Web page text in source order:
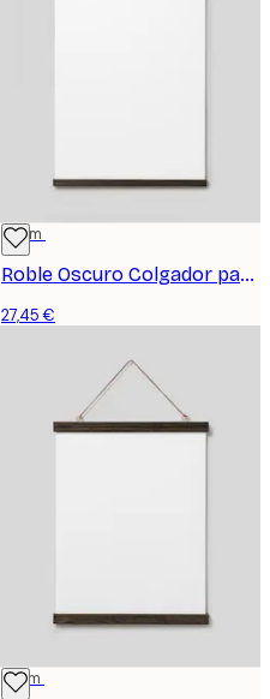
51 cm
Roble Oscuro Colgador para póster
27,45 €
31 cm